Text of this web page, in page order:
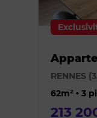
RENNES
62m² • 3
213